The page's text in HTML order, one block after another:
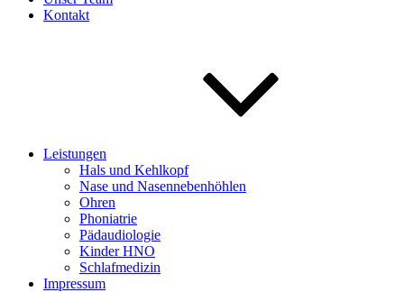
Kontakt
Leistungen
Hals und Kehlkopf
Nase und Nasennebenhöhlen
Ohren
Phoniatrie
Pädaudiologie
Kinder HNO
Schlafmedizin
Impressum